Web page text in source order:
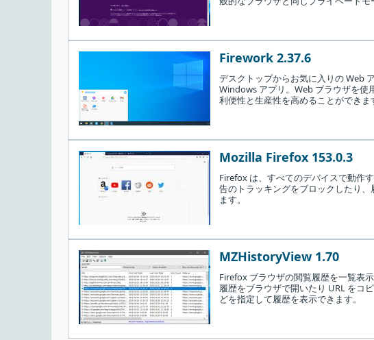
Firework 2.37.6
デスクトップからお気に入りの Web
Windows アプリ。Web ブラウザを使
利便性と生産性を高めることができま
Mozilla Firefox 153.0.3
Firefox は、すべてのデバイスで動作
告のトラッキングをブロックしたり
ます。
MZHistoryView 1.70
Firefox ブラウザの閲覧履歴を一覧表
履歴をブラウザで開いたり URL をコ
どを指定して履歴を表示できます。